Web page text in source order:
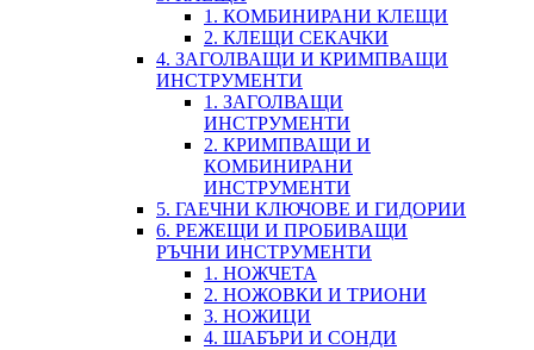
1. КОМБИНИРАНИ КЛЕЩИ
2. КЛЕЩИ СЕКАЧКИ
4. ЗАГОЛВАЩИ И КРИМПВАЩИ
ИНСТРУМЕНТИ
1. ЗАГОЛВАЩИ
ИНСТРУМЕНТИ
2. КРИМПВАЩИ И
КОМБИНИРАНИ
ИНСТРУМЕНТИ
5. ГАЕЧНИ КЛЮЧОВЕ И ГИДОРИИ
6. РЕЖЕЩИ И ПРОБИВАЩИ
РЪЧНИ ИНСТРУМЕНТИ
1. НОЖЧЕТА
2. НОЖОВКИ И ТРИОНИ
3. НОЖИЦИ
4. ШАБЪРИ И СОНДИ